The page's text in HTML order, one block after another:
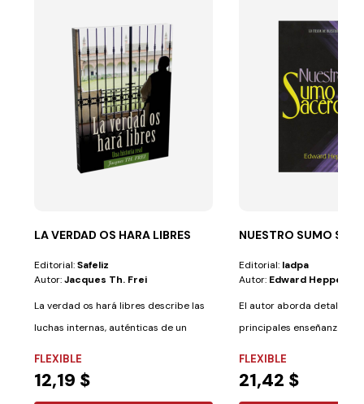
LA VERDAD OS HARA LIBRES
Editorial:Safeliz
Autor:Jacques Th. Frei
La verdad os hará libres describe las
luchas internas, auténticas de un
FLEXIBLE
12,19 $
NUESTRO SUMO
Editorial: Iadpa
Autor: Edward
El autor aborda
principales enseñanzas
FLEXIBLE
21,42 $